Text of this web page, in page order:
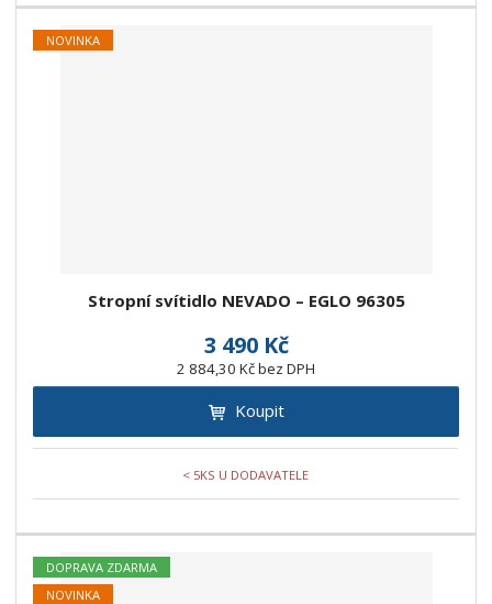
NOVINKA
Stropní svítidlo NEVADO – EGLO 96305
3 490 Kč
2 884,30 Kč bez DPH
Koupit
< 5KS U DODAVATELE
DOPRAVA ZDARMA
NOVINKA